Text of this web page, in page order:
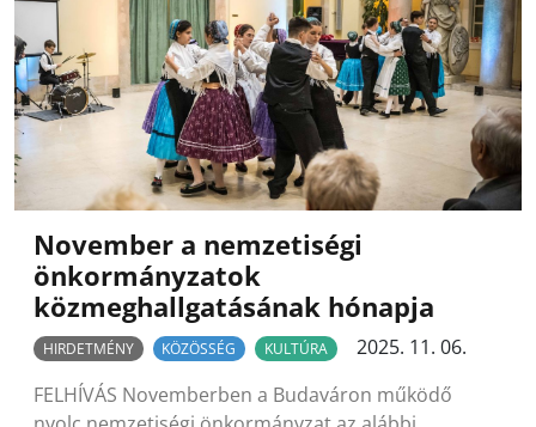
November a nemzetiségi
önkormányzatok
közmeghallgatásának hónapja
HIRDETMÉNY KÖZÖSSÉG KULTÚRA
2025. 11. 06.
FELHÍVÁS Novemberben a Budaváron működő